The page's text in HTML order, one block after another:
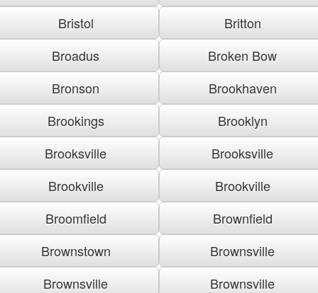
Bristol
Britton
Broadus
Broken Bow
Bronson
Brookhaven
Brookings
Brooklyn
Brooksville
Brooksville
Brookville
Brookville
Broomfield
Brownfield
Brownstown
Brownsville
Brownsville
Brownsville